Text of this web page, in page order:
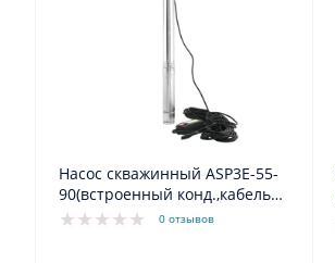
Насос скважинный ASP3E-55-
90(встроенный конд.,кабель
35) Aquario
0 отзывов